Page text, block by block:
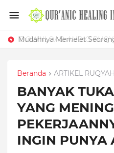
Beranda ARTIKEL RUQYAH
BANYAK
YANG
INGIN PUNYA